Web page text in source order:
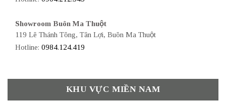
Showroom Buôn Ma Thuột
119 Lê Thánh Tông, Tân Lợi, Buôn Ma Thuột
Hotline: 0984.124.419
KHU VỰC MIỀN NAM